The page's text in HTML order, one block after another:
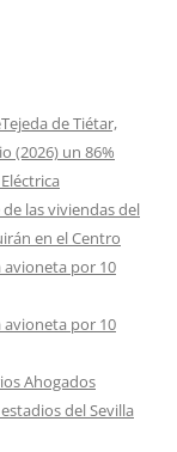
de Tiétar,
(2026) un 86%
las viviendas del
en el Centro
avioneta por 10
avioneta por 10
Ahogados
del Sevilla